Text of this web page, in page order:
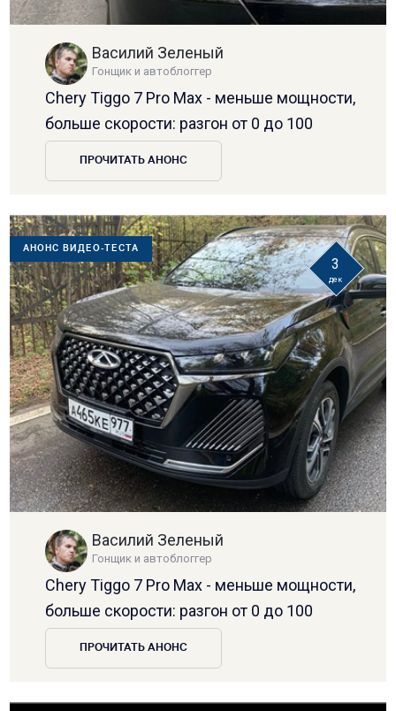
Василий Зеленый
Гонщик и автоблоггер
Chery Tiggo 7 Pro Max - меньше мощности,
больше скорости: разгон от 0 до 100
ПРОЧИТАТЬ АНОНС
АНОНС ВИДЕО-ТЕСТА
3
дек
Василий Зеленый
Гонщик и автоблоггер
Chery Tiggo 7 Pro Max - меньше мощности,
больше скорости: разгон от 0 до 100
ПРОЧИТАТЬ АНОНС